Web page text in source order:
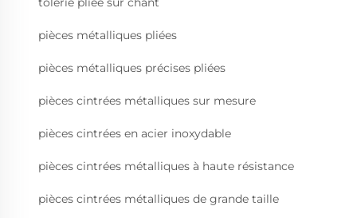
pièces métalliques pliées
pièces métalliques précises pliées
pièces cintrées métalliques sur mesure
pièces cintrées en acier inoxydable
pièces cintrées métalliques à haute résistance
pièces cintrées métalliques de grande taille